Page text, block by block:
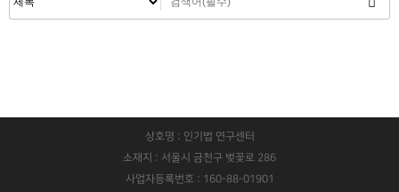
상호명 : 인기법 연구센터
소재지 : 서울시 금천구 벚꽃로 286
사업자등록번호 : 160-88-01901